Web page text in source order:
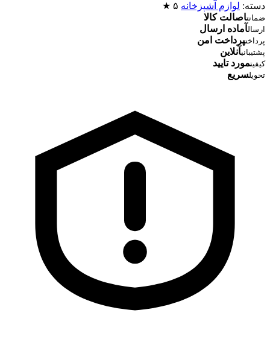
دسته: لوازم آشپزخانه ۵ ★
ضمانتاصالت کالا
ارسالآماده ارسال
پرداختپرداخت امن
پشتیبانیآنلاین
کیفیتمورد تایید
تحویلسریع